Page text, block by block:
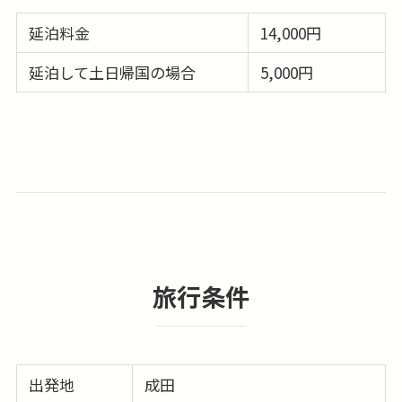
延泊料金
14,000円
延泊して土日帰国の場合
5,000円
旅行条件
出発地
成田